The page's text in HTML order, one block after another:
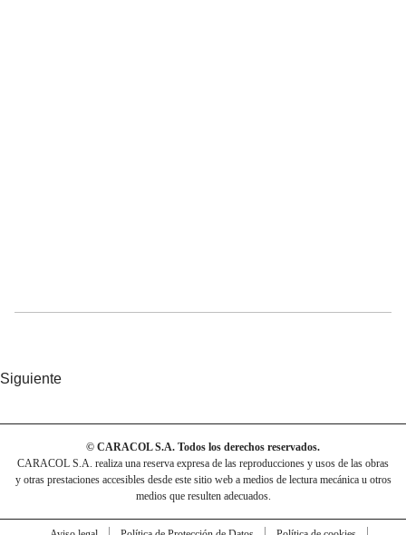
Siguiente
© CARACOL S.A. Todos los derechos reservados.
CARACOL S.A. realiza una reserva expresa de las reproducciones y usos de las obras
y otras prestaciones accesibles desde este sitio web a medios de lectura mecánica u otros
medios que resulten adecuados.